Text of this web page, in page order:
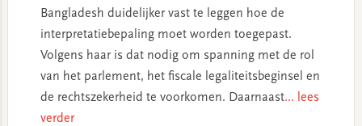
Bangladesh duidelijker vast te leggen hoe de
interpretatiebepaling moet worden toegepast.
Volgens haar is dat nodig om spanning met de rol
van het parlement, het fiscale legaliteitsbeginsel en
de rechtszekerheid te voorkomen. Daarnaast... lees
verder